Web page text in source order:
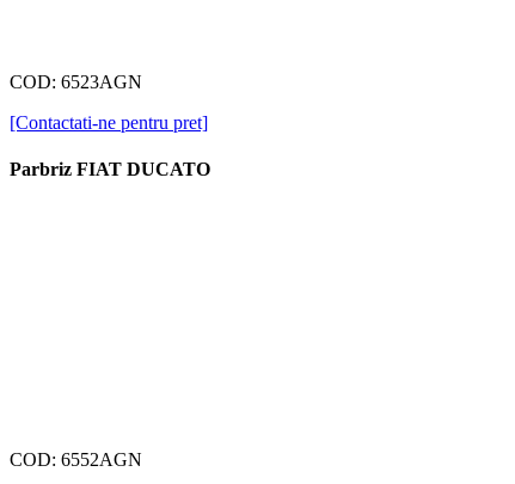
COD: 6523AGN
[Contactati-ne pentru pret]
Parbriz FIAT DUCATO
COD: 6552AGN